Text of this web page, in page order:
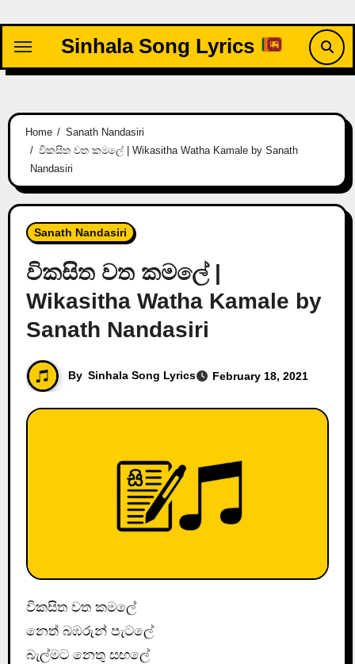
content
Sinhala Song Lyrics
Home
Sanath Nandasiri
විකසිත වත කමලේ | Wikasitha Watha Kamale by Sanath
Nandasiri
Sanath Nandasiri
විකසිත වත කමලේ |
Wikasitha Watha Kamale by
Sanath Nandasiri
By Sinhala Song Lyrics February 18, 2021
විකසිත වත කමලේ
නෙත් බඹරුන් පැටලේ
බැල්මට නෙතු සඟලේ